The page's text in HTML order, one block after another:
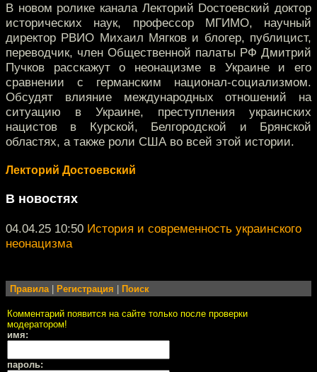
В новом ролике канала Лекторий Dостоевский доктор
исторических наук, профессор МГИМО, научный
директор РВИО Михаил Мягков и блогер, публицист,
переводчик, член Общественной палаты РФ Дмитрий
Пучков расскажут о неонацизме в Украине и его
сравнении с германским национал-социализмом.
Обсудят влияние международных отношений на
ситуацию в Украине, преступления украинских
нацистов в Курской, Белгородской и Брянской
областях, а также роли США во всей этой истории.
Лекторий Достоевский
В новостях
04.04.25 10:50 История и современность украинского
неонацизма
Правила| Регистрация Поиск
Комментарий появится на сайте только после проверки
модератором!
имя:
пароль: